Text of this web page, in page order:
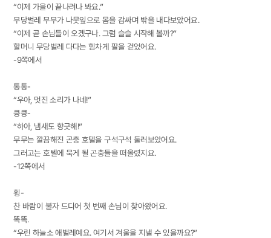
“이제 가을이 끝나려나 봐요.”
무당벌레 무무가 나뭇잎으로 몸을 감싸며 밖을 내다보았어요.
“이제 곧 손님들이 오겠구나. 그럼 슬슬 시작해 볼까?”
할머니 무당벌레 다다는 힘차게 팔을 걷었어요.
-9쪽에서
통통-
“우아, 멋진 소리가 나네!”
킁킁-
“하아, 냄새도 향긋해!”
무무는 깔끔해진 곤충 호텔을 구석구석 둘러보았어요.
그러고는 호텔에 묵게 될 곤충들을 떠올렸지요.
-12쪽에서
휭-
찬 바람이 불자 드디어 첫 번째 손님이 찾아왔어요.
똑똑.
“우린 하늘소 애벌레예요. 여기서 겨울을 지낼 수 있을까요?”